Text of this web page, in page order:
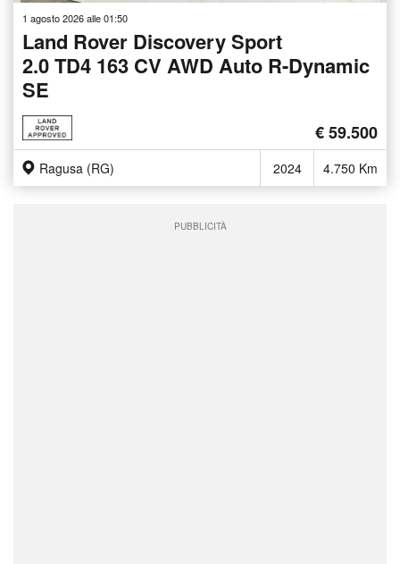
1 agosto 2026 alle 01:50
Land Rover Discovery Sport
2.0 TD4 163 CV AWD Auto R-Dynamic
SE
€ 59.500
Ragusa (RG) 2024 4.750 Km
PUBBLICITÀ